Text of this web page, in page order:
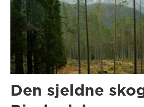
Den sjeldne